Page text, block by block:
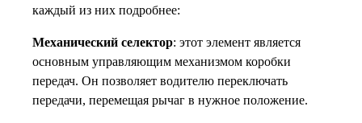
каждый из них подробнее:
Механический селектор: этот элемент является
основным управляющим механизмом коробки
передач. Он позволяет водителю переключать
передачи, перемещая рычаг в нужное положение.